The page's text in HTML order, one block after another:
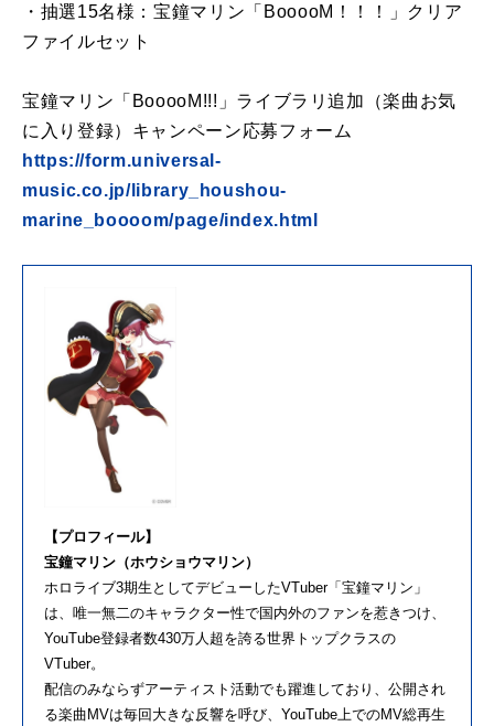
・抽選15名様：宝鐘マリン「BooooM！！！」クリア
ファイルセット
宝鐘マリン「BooooM!!!」ライブラリ追加（楽曲お気
に入り登録）キャンペーン応募フォーム
https://form.universal-
music.co.jp/library_houshou-
marine_boooom/page/index.html
【プロフィール】
宝鐘マリン（ホウショウマリン）
ホロライブ3期生としてデビューしたVTuber「宝鐘マリン」
は、唯一無二のキャラクター性で国内外のファンを惹きつけ、
YouTube登録者数430万人超を誇る世界トップクラスの
VTuber。
配信のみならずアーティスト活動でも躍進しており、公開され
る楽曲MVは毎回大きな反響を呼び、YouTube上でのMV総再生